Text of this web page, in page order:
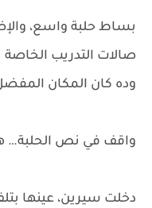
بساط حلبة واسع،
صالات التدريب الخاصة
وده كان المكان
واقف في نص الحلبة…
دخلت سيرين، عينها